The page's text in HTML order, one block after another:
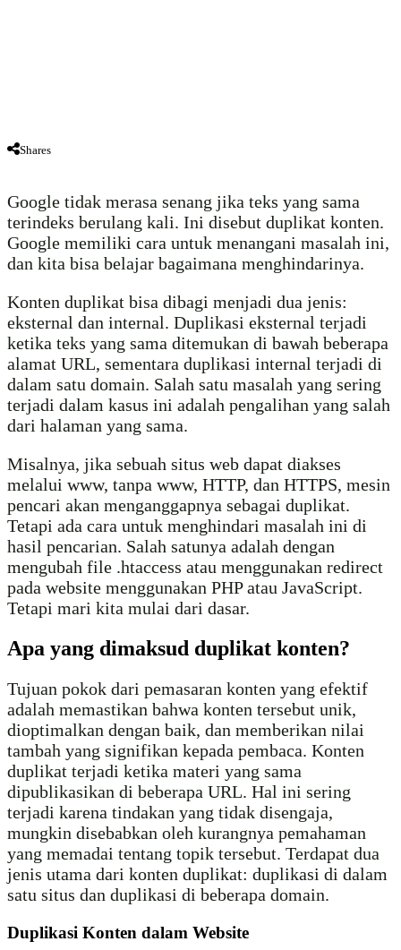
Shares
Google tidak merasa senang jika teks yang sama
terindeks berulang kali. Ini disebut duplikat konten.
Google memiliki cara untuk menangani masalah ini,
dan kita bisa belajar bagaimana menghindarinya.
Konten duplikat bisa dibagi menjadi dua jenis:
eksternal dan internal. Duplikasi eksternal terjadi
ketika teks yang sama ditemukan di bawah beberapa
alamat URL, sementara duplikasi internal terjadi di
dalam satu domain. Salah satu masalah yang sering
terjadi dalam kasus ini adalah pengalihan yang salah
dari halaman yang sama.
Misalnya, jika sebuah situs web dapat diakses
melalui www, tanpa www, HTTP, dan HTTPS, mesin
pencari akan menganggapnya sebagai duplikat.
Tetapi ada cara untuk menghindari masalah ini di
hasil pencarian. Salah satunya adalah dengan
mengubah file .htaccess atau menggunakan redirect
pada website menggunakan PHP atau JavaScript.
Tetapi mari kita mulai dari dasar.
Apa yang dimaksud duplikat konten?
Tujuan pokok dari pemasaran konten yang efektif
adalah memastikan bahwa konten tersebut unik,
dioptimalkan dengan baik, dan memberikan nilai
tambah yang signifikan kepada pembaca. Konten
duplikat terjadi ketika materi yang sama
dipublikasikan di beberapa URL. Hal ini sering
terjadi karena tindakan yang tidak disengaja,
mungkin disebabkan oleh kurangnya pemahaman
yang memadai tentang topik tersebut. Terdapat dua
jenis utama dari konten duplikat: duplikasi di dalam
satu situs dan duplikasi di beberapa domain.
Duplikasi Konten dalam Website